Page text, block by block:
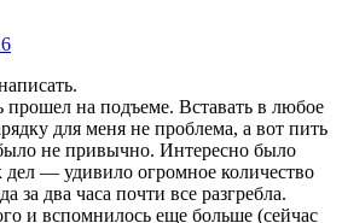
прошел на подъеме. Вставать в любое
для меня не проблема, а вот пить
не привычно. Интересно было
дел — удивило огромное количество
за два часа почти все разгребла.
и вспомнилось еще больше (сейчас